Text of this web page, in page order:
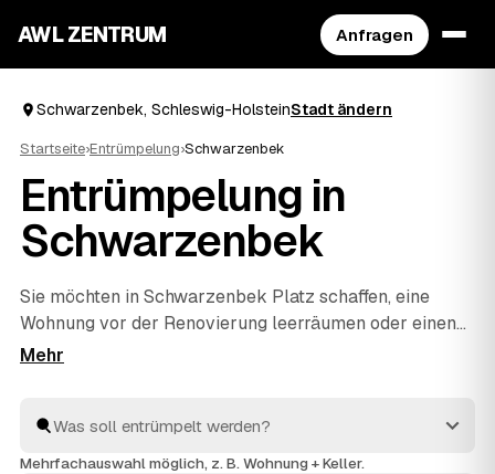
AWL ZENTRUM Anfragen
Schwarzenbek, Schleswig-HolsteinStadt ändern
Startseite›Entrümpelung›Schwarzenbek
Entrümpelung in
Schwarzenbek
Sie möchten in Schwarzenbek Platz schaffen, eine
Wohnung vor der Renovierung leerräumen oder einen
Nachlass auflösen? Beschreiben Sie Ihren Auftrag bei
Holstein. Vom einzelnen Raum bis zur kompletten
Haushaltsauflösungwird alles fachgerecht ausgeräumt
Mehrfachauswahl möglich, z. B. Wohnung + Keller.